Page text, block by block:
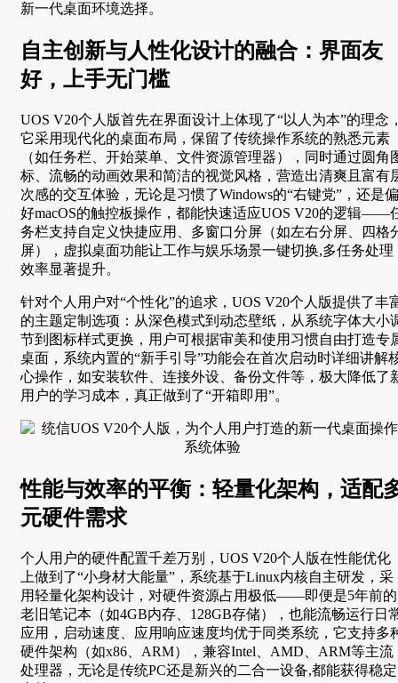
新一代桌面环境选择。
自主创新与人性化设计的融合：界面友
好，上手无门槛
UOS V20个人版首先在界面设计上体现了“以人为本”的理念
它采用现代化的桌面布局，保留了传统操作系统的熟悉元素
（如任务栏、开始菜单、文件资源管理器），同时通过圆角
标、流畅的动画效果和简洁的视觉风格，营造出清爽且富有
次感的交互体验，无论是习惯了Windows的“右键党”，还是偏
好macOS的触控板操作，都能快速适应UOS V20的逻辑——
务栏支持自定义快捷应用、多窗口分屏（如左右分屏、四格
屏），虚拟桌面功能让工作与娱乐场景一键切换,多任务处理
效率显著提升。
针对个人用户对“个性化”的追求，UOS V20个人版提供了丰
的主题定制选项：从深色模式到动态壁纸，从系统字体大小
节到图标样式更换，用户可根据审美和使用习惯自由打造专
桌面，系统内置的“新手引导”功能会在首次启动时详细讲解
心操作，如安装软件、连接外设、备份文件等，极大降低了
用户的学习成本，真正做到了“开箱即用”。
性能与效率的平衡：轻量化架构，适配
元硬件需求
个人用户的硬件配置千差万别，UOS V20个人版在性能优化
上做到了“小身材大能量”，系统基于Linux内核自主研发，采
用轻量化架构设计，对硬件资源占用极低——即便是5年前的
老旧笔记本（如4GB内存、128GB存储），也能流畅运行日
应用，启动速度、应用响应速度均优于同类系统，它支持多
硬件架构（如x86、ARM），兼容Intel、AMD、ARM等主流
处理器，无论是传统PC还是新兴的二合一设备,都能获得稳定